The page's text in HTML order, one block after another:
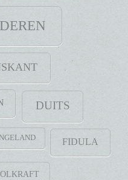
DUITS
FIDULA